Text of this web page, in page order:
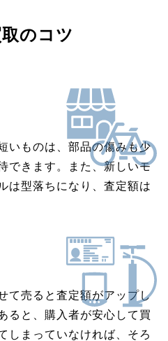
のコツ
いものは、部品の傷みも少
できます。また、新しいモ
は型落ちになり、査定額は
て売ると査定額がアップし
ると、購入者が安心して買
しまっていなければ、そろ